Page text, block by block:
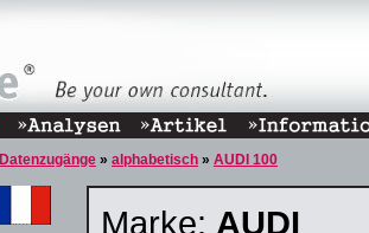
Datenzugänge » alphabetisch » AUDI 100
Marke: AUDI